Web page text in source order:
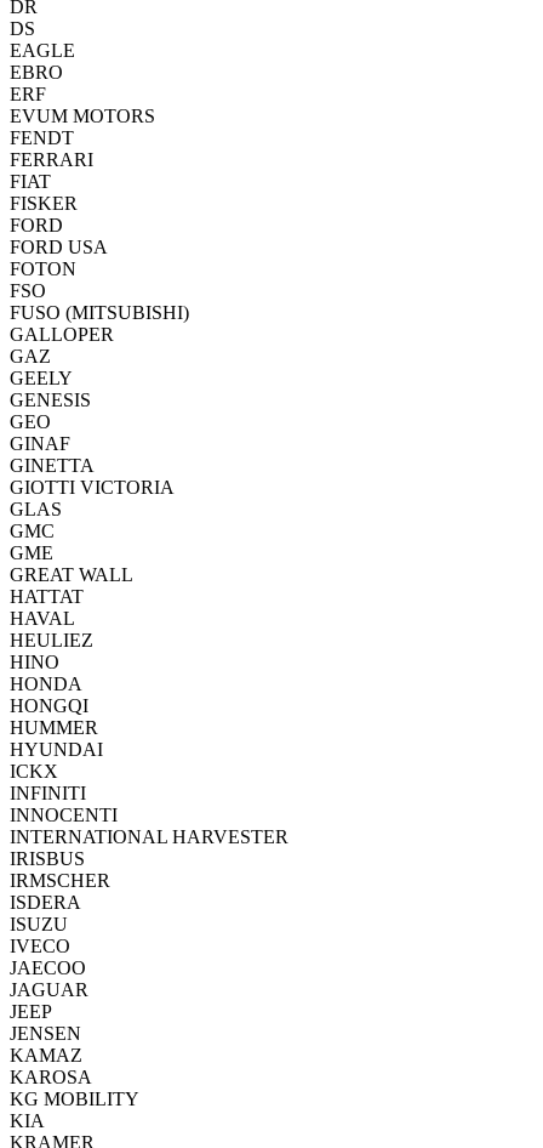
DR
DS
EAGLE
EBRO
ERF
EVUM MOTORS
FENDT
FERRARI
FIAT
FISKER
FORD
FORD USA
FOTON
FSO
FUSO (MITSUBISHI)
GALLOPER
GAZ
GEELY
GENESIS
GEO
GINAF
GINETTA
GIOTTI VICTORIA
GLAS
GMC
GME
GREAT WALL
HATTAT
HAVAL
HEULIEZ
HINO
HONDA
HONGQI
HUMMER
HYUNDAI
ICKX
INFINITI
INNOCENTI
INTERNATIONAL HARVESTER
IRISBUS
IRMSCHER
ISDERA
ISUZU
IVECO
JAECOO
JAGUAR
JEEP
JENSEN
KAMAZ
KAROSA
KG MOBILITY
KIA
KRAMER